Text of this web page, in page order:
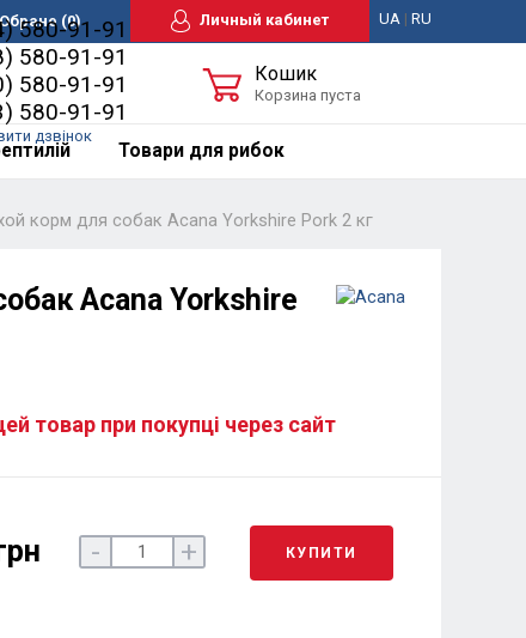
(0) Личный кабинет UA| RU
580-91-91
580-91-91
580-91-91
580-91-91
дзвінок
Кошик
Корзина пуста
Товари для рибок
корм для собак Acana Yorkshire Pork 2 кг
Acana Yorkshire
товар при покупці через сайт
- + КУПИТИ